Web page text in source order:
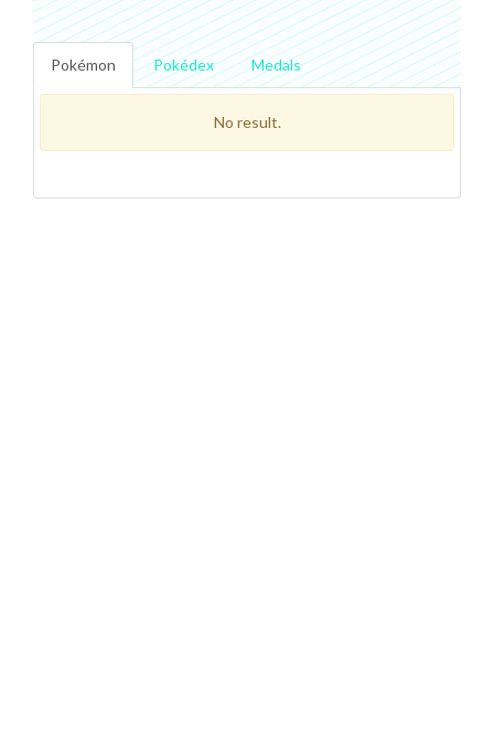
Pokémon Pokédex Medals
No result.